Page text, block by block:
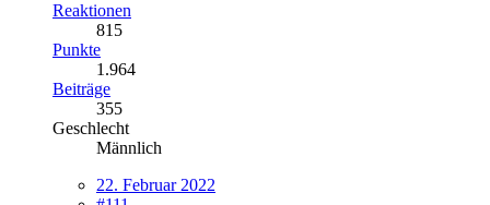
Reaktionen
815
Punkte
1.964
Beiträge
355
Geschlecht
Männlich
22. Februar 2022